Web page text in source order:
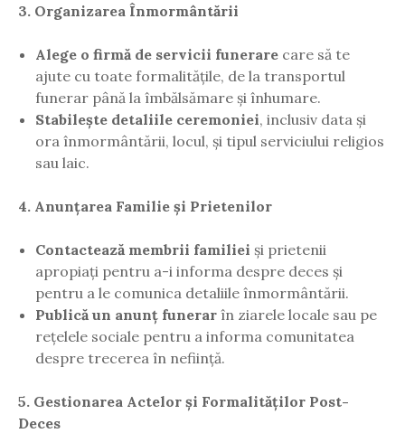
3. Organizarea Înmormântării
Alege o firmă de servicii funerare care să te
ajute cu toate formalitățile, de la transportul
funerar până la îmbălsămare și înhumare.
Stabilește detaliile ceremoniei, inclusiv data și
ora înmormântării, locul, și tipul serviciului religios
sau laic.
4. Anunțarea Familie și Prietenilor
Contactează membrii familiei și prietenii
apropiați pentru a-i informa despre deces și
pentru a le comunica detaliile înmormântării.
Publică un anunț funerar în ziarele locale sau pe
rețelele sociale pentru a informa comunitatea
despre trecerea în neființă.
5. Gestionarea Actelor și Formalităților Post-
Deces